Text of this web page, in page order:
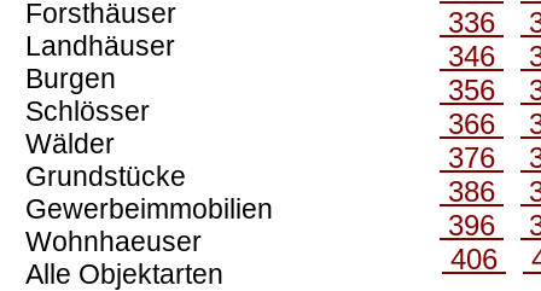
Forsthäuser
Landhäuser
Burgen
Schlösser
Wälder
Grundstücke
Gewerbeimmobilien
Wohnhaeuser
Alle Objektarten
336
346
356
366
376
386
396
406